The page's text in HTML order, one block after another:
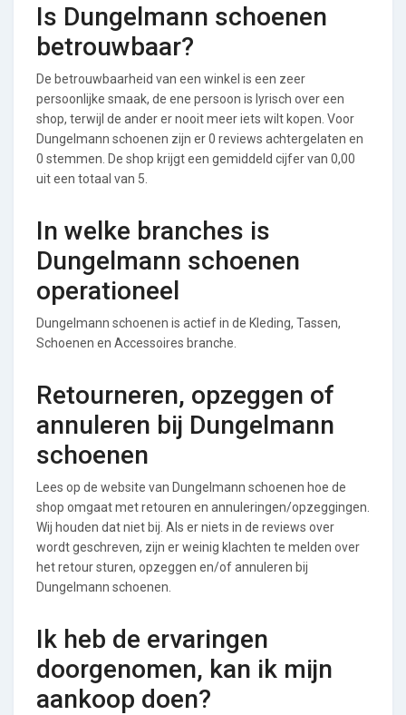
Is Dungelmann schoenen
betrouwbaar?
De betrouwbaarheid van een winkel is een zeer
persoonlijke smaak, de ene persoon is lyrisch over een
shop, terwijl de ander er nooit meer iets wilt kopen. Voor
Dungelmann schoenen zijn er 0 reviews achtergelaten en
0 stemmen. De shop krijgt een gemiddeld cijfer van 0,00
uit een totaal van 5.
In welke branches is
Dungelmann schoenen
operationeel
Dungelmann schoenen is actief in de Kleding, Tassen,
Schoenen en Accessoires branche.
Retourneren, opzeggen of
annuleren bij Dungelmann
schoenen
Lees op de website van Dungelmann schoenen hoe de
shop omgaat met retouren en annuleringen/opzeggingen.
Wij houden dat niet bij. Als er niets in de reviews over
wordt geschreven, zijn er weinig klachten te melden over
het retour sturen, opzeggen en/of annuleren bij
Dungelmann schoenen.
Ik heb de ervaringen
doorgenomen, kan ik mijn
aankoop doen?